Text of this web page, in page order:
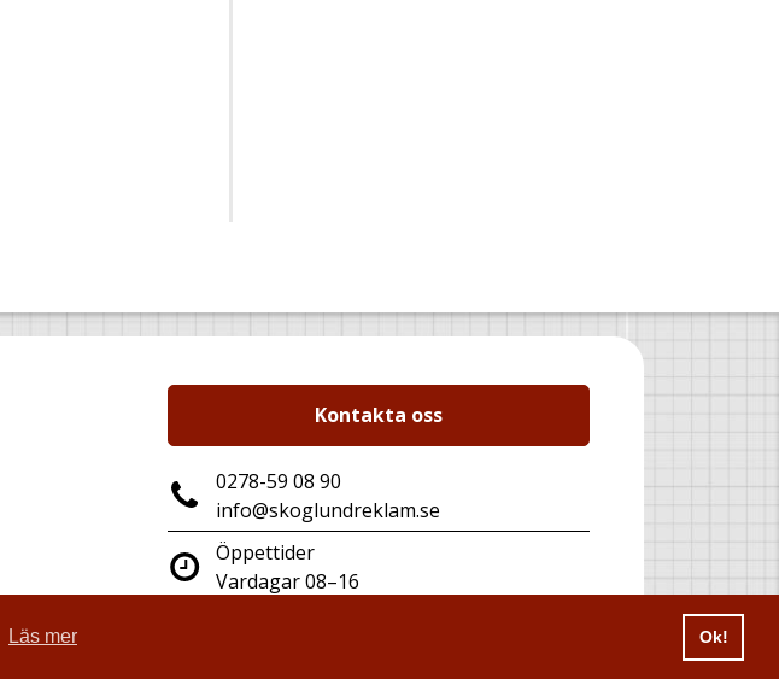
Läs mer Ok!
Kontakta oss
0278-59 08 90
info@skoglundreklam.se
Öppettider
Vardagar 08–16